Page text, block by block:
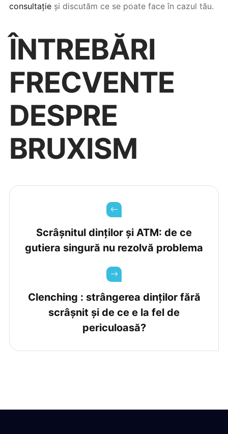
consultație și discutăm ce se poate face în cazul tău.
ÎNTREBĂRI
FRECVENTE
DESPRE
BRUXISM
Scrâșnitul dinților și ATM: de ce
gutiera singură nu rezolvă problema
Clenching : strângerea dinților fără
scrâșnit și de ce e la fel de
periculoasă?